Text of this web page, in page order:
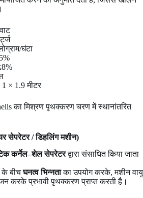
घंटा
× 1.9 मीटर
का मिश्रण पृथक्करण चरण में स्थानांतरित
सेपरेटर / डिहलिंग मशीन)
कर्नेल–शेल सेपरेटरद्वारा संसाधित किया जाता
के बीचघनत्व भिन्नताका उपयोग करके, मशीन वायु
करके प्रभावी पृथक्करण प्राप्त करती है।